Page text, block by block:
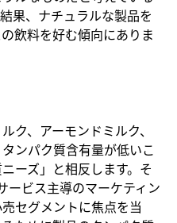
果、ナチュラルな製品を
飲料を好む傾向にありま
ク、アーモンドミルク、
ンパク質含有量が低いこ
ーズ」と相反します。そ
ービス主導のマーケティン
セグメントに焦点を当